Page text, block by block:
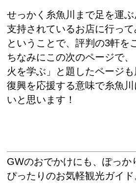
せっかく糸魚川まで足を運
支持されているお店に行って
ということで、評判の3軒を
ちなみにこの次のページで
火を学ぶ」と題したページも
復興を応援する意味で糸魚
いと思います！
GWのおでかけにも、ぽっか
ぴったりのお気軽観光ガイド